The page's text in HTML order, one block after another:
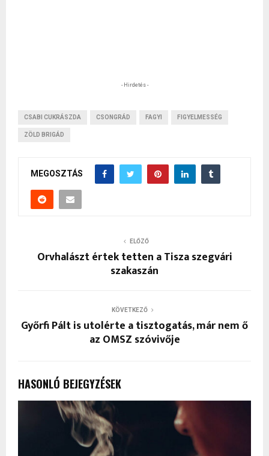
- Hirdetés -
CSABI CUKRÁSZDA CSONGRÁD FAGYI FIGYELMESSÉG
ZÖLD BRIGÁD
MEGOSZTÁS
ELŐZŐ
Orvhalászt értek tetten a Tisza szegvári
szakaszán
KÖVETKEZŐ
Győrfi Pált is utolérte a tisztogatás, már nem ő
az OMSZ szóvivője
HASONLÓ BEJEGYZÉSEK